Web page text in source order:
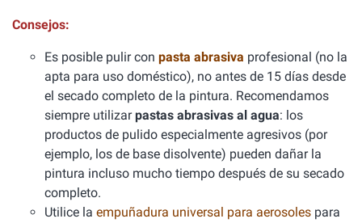
Consejos:
Es posible pulir con pasta abrasiva profesional (no la
apta para uso doméstico), no antes de 15 días desde
el secado completo de la pintura. Recomendamos
siempre utilizarpastas abrasivas al agua: los
productos de pulido especialmente agresivos (por
ejemplo, los de base disolvente) pueden dañar la
pintura incluso mucho tiempo después de su secado
completo.
Utilice la empuñadura universal para aerosoles para